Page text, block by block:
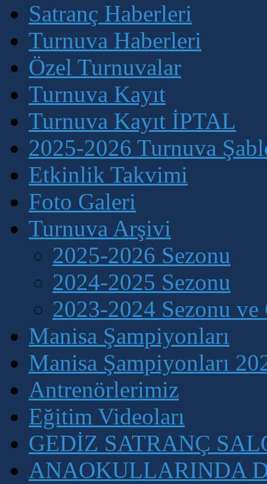
Satranç Haberleri
Turnuva Haberleri
Özel Turnuvalar
Turnuva Kayıt
Turnuva Kayıt İPTAL
2025-2026 Turnuva
Etkinlik Takvimi
Foto Galeri
Turnuva Arşivi
2025-2026 Sezonu
2024-2025 Sezonu
2023-2024 Sezonu ve
Manisa Şampiyonları
Manisa Şampiyonları
Antrenörlerimiz
Eğitim Videoları
GEDİZ SATRANÇ
ANAOKULLARINDA